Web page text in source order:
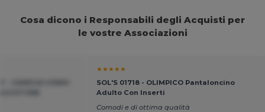
Cosa dicono i Responsabili degli Acquisti per
le vostre Associazioni
★★★★★
SOL'S 01718 - OLIMPICO Pantaloncino
Adulto Con Inserti
Comodi e di ottima qualità